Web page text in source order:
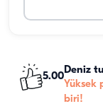
5.00
Deniz
Yüksek
biri!